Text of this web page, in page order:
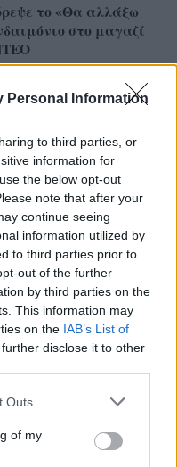
Personal Information
to third parties, or
information for
the below opt-out
note that after your
continue seeing
information utilized by
to third parties prior to
out of the further
by third parties on the
This information may
on the IAB’s List of
disclose it to other
one or more Google
You may click to
its third-party tags to
Outs
of my
το «Θα αλλάξω
στο μαγαζί